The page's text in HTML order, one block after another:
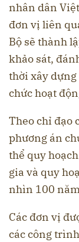
nhân dân
đơn vị liên
Bộ sẽ thành
khảo sát,
thời xây
chức hoạt
Theo chỉ đạo
phương án
thể quy
gia và quy
nhìn 100
Các đơn vị
các công